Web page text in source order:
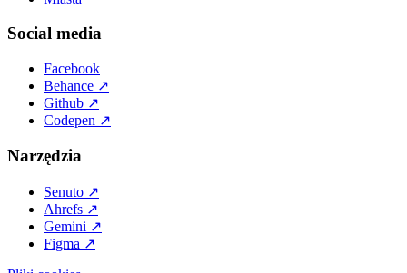
Social media
Facebook
Behance ↗
Github ↗
Codepen ↗
Narzędzia
Senuto ↗
Ahrefs ↗
Gemini ↗
Figma ↗